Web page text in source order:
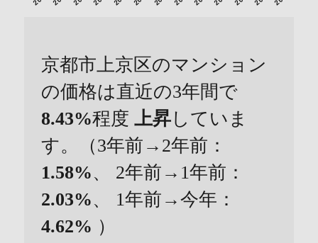
京都市上京区のマンション
の価格は直近の3年間で
8.43%程度 上昇していま
す。（3年前→2年前：
1.58%、 2年前→1年前：
2.03%、 1年前→今年：
4.62% ）